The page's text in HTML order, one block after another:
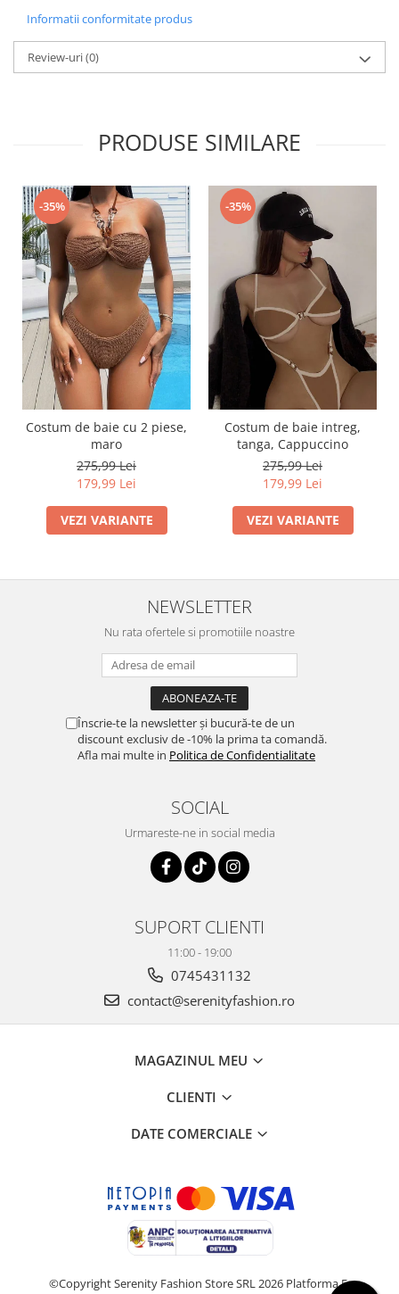
Informatii conformitate produs
Review-uri(0)
PRODUSE SIMILARE
-35%
Costum de baie cu 2 piese,
maro
275,99 Lei
179,99 Lei
VEZI VARIANTE
-35%
Costum de baie intreg,
tanga, Cappuccino
275,99 Lei
179,99 Lei
VEZI VARIANTE
NEWSLETTER
Nu rata ofertele si promotiile noastre
Înscrie-te la newsletter și bucură-te de un
discount exclusiv de -10% la prima ta comandă.
Afla mai multe in Politica de Confidentialitate
SOCIAL
Urmareste-ne in social media
SUPORT CLIENTI
11:00 - 19:00
0745431132
contact@serenityfashion.ro
MAGAZINUL MEU
CLIENTI
DATE COMERCIALE
©Copyright Serenity Fashion Store SRL 2026 Platforma E-